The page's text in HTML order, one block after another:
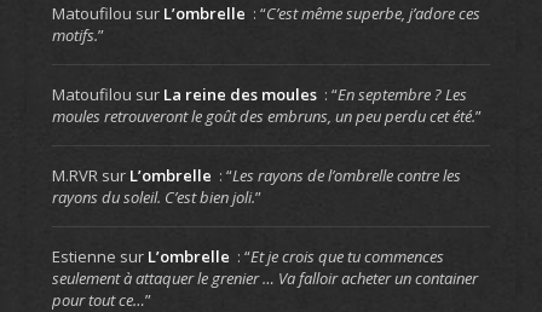
Matoufilou sur L’ombrelle : “C’est même superbe, j’adore ces
motifs.”
Matoufilou sur La reine des moules : “En septembre ? Les
moules retrouveront le goût des embruns, un peu perdu cet été.”
M.RVRsur L’ombrelle : “Les rayons de l’ombrelle contre les
rayons du soleil. C’est bien joli.”
Estienne sur L’ombrelle : “Et je crois que tu commences
seulement à attaquer le grenier … Va falloir acheter un container
pour tout ce…”